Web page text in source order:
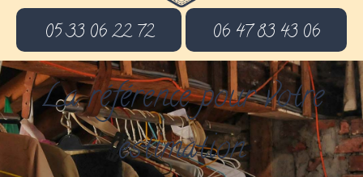
05 33 06 22 72 06 47 83 43 06
La référence pour votre
estimation